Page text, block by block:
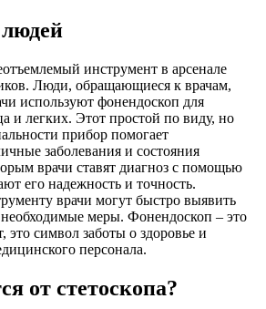
инструмент в арсенале
Люди, обращающиеся к врачам,
используют фонендоскоп для
и легких. Этот простой по виду, но
прибор помогает
заболевания и состояния
врачи ставят диагноз с помощью
его надежность и точность.
врачи могут быстро выявить
меры. Фонендоскоп – это
это символ заботы о здоровье и
персонала.
от стетоскопа?